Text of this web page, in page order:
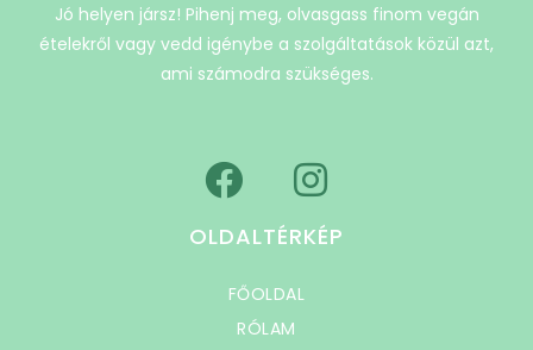
Jó helyen jársz! Pihenj meg, olvasgass finom vegán
ételekről vagy vedd igénybe a szolgáltatások közül azt,
ami számodra szükséges.
OLDALTÉRKÉP
FŐOLDAL
RÓLAM